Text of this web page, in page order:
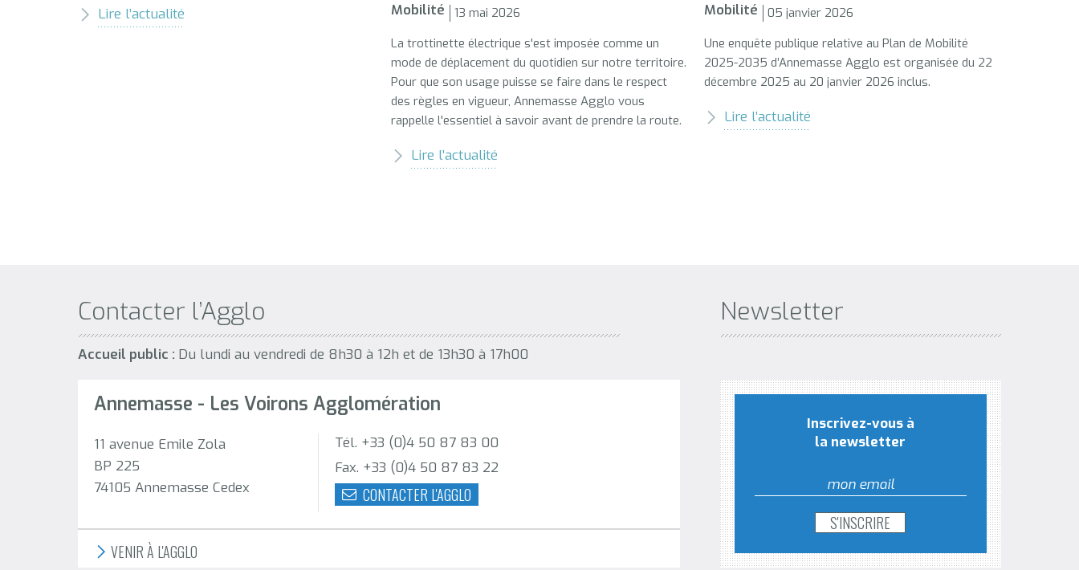
Lire l’actualité Mobilité
13 mai 2026
La trottinette électrique s'est imposée comme un
mode de déplacement du quotidien sur notre territoire.
Pour que son usage puisse se faire dans le respect
des règles en vigueur, Annemasse Agglo vous
rappelle l'essentiel à savoir avant de prendre la route.
Lire l’actualité
Mobilité
05 janvier 2026
Une enquête publique relative au Plan de Mobilité
2025-2035 d’Annemasse Agglo est organisée du 22
décembre 2025 au 20 janvier 2026 inclus.
Lire l’actualité
Contacter l’Agglo Newsletter
Accueil public : Du lundi au vendredi de 8h30 à 12h et de 13h30 à 17h00
Annemasse - Les Voirons Agglomération
11 avenue Emile Zola
BP 225
74105 Annemasse Cedex
Tél. +33 (0)4 50 87 83 00
Fax. +33 (0)4 50 87 83 22
CONTACTER L'AGGLO
VENIR À L'AGGLO
Inscrivez-vous à
la newsletter